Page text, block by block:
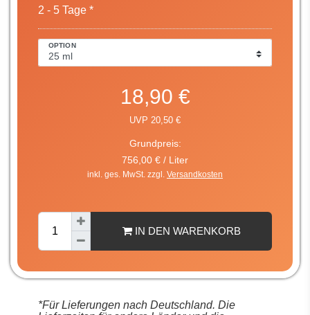
2 - 5 Tage *
OPTION
18,90 €
UVP 20,50 €
Grundpreis:
756,00 € / Liter
inkl. ges. MwSt. zzgl. Versandkosten
IN DEN WARENKORB
*Für Lieferungen nach Deutschland. Die